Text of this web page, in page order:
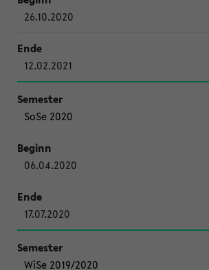
26.10.2020
12.02.2021
SoSe 2020
06.04.2020
17.07.2020
WiSe 2019/2020